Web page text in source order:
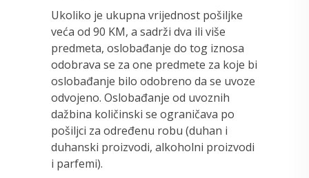
Ukoliko je ukupna vrijednost pošiljke
veća od 90 KM, a sadrži dva ili više
predmeta, oslobađanje do tog iznosa
odobrava se za one predmete za koje bi
oslobađanje bilo odobreno da se uvoze
odvojeno. Oslobađanje od uvoznih
dažbina količinski se ograničava po
pošiljci za određenu robu (duhan i
duhanski proizvodi, alkoholni proizvodi
i parfemi).